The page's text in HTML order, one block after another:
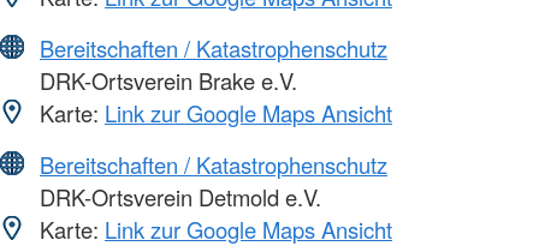
Bereitschaften / Katastrophenschutz
DRK-Ortsverein Brake e.V.
Karte: Link zur Google Maps Ansicht
Bereitschaften / Katastrophenschutz
DRK-Ortsverein Detmold e.V.
Karte: Link zur Google Maps Ansicht